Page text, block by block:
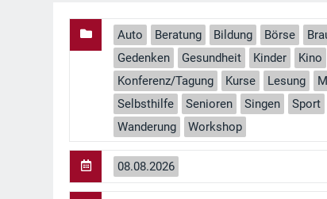
Auto Beratung Bildung Börse
Gedenken
Gesundheit Kinder Kino
Konferenz/Tagung
Kurse Lesung
Selbsthilfe
Senioren Singen Sport
Wanderung
Workshop
08.08.2026